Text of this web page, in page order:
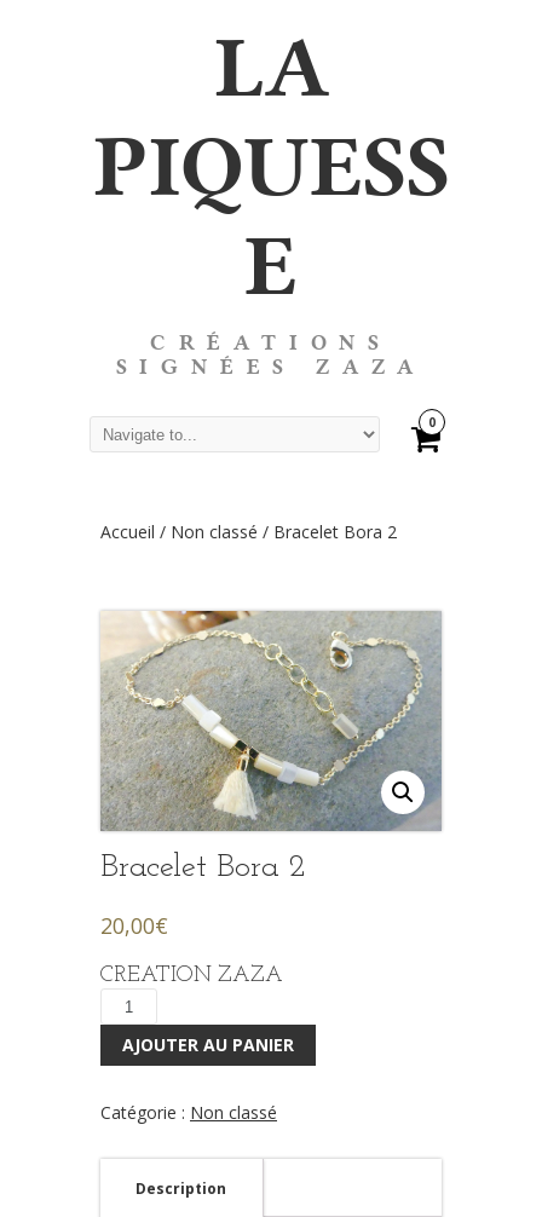
LA
PIQUESS
E
CRÉATIONS
SIGNÉES ZAZA
0
Accueil / Non classé / Bracelet Bora 2
Bracelet Bora 2
20,00€
CREATION ZAZA
quantité
Bracelet
2
AJOUTER AU PANIER
Catégorie : Non classé
Description